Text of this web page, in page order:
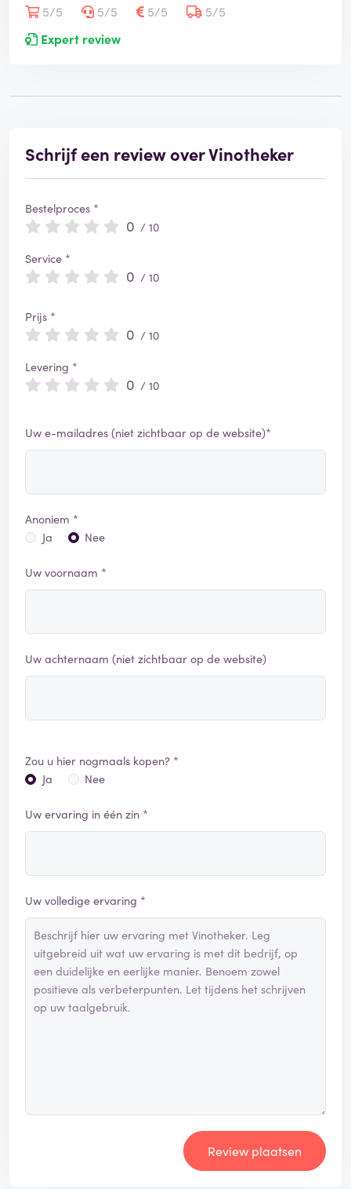
5/5
5/5 5/5
5/5
Expert review
Schrijf een review over Vinotheker
Bestelproces *
0 / 10
Service *
0 / 10
Prijs *
0 / 10
Levering *
0 / 10
Uw e-mailadres (niet zichtbaar op de website)*
Anoniem *
Ja
Nee
Uw voornaam *
Uw achternaam (niet zichtbaar op de website)
Zou u hier nogmaals kopen? *
Ja
Nee
Uw ervaring in één zin *
Uw volledige ervaring *
Review plaatsen